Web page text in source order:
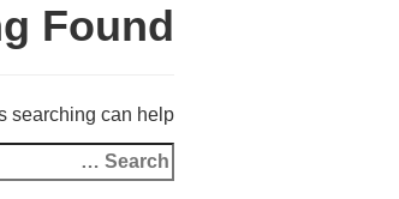
Found
searching can help.
Search
for: